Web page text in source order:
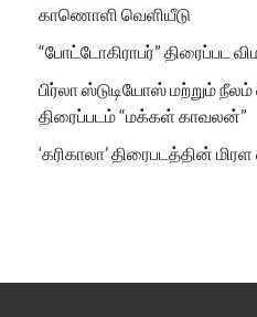
காணொளி வெளியீடு
“போட்டோகிராபர்” திரைப்பட
பிர்லா ஸ்டுடியோஸ் மற்றும்
திரைப்படம் “மக்கள் காவலன்”
‘கரிகாலா’ திரைபடத்தின்